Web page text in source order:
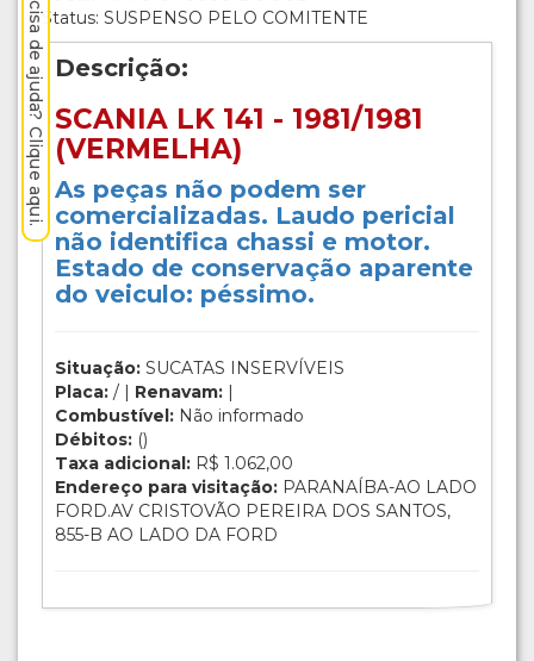
Status: SUSPENSO PELO COMITENTE
Descrição:
SCANIA LK 141 - 1981/1981
(VERMELHA)
As peças não podem ser
comercializadas. Laudo pericial
não identifica chassi e motor.
Estado de conservação aparente
do veiculo: péssimo.
Situação: SUCATAS INSERVÍVEIS
Placa: / | Renavam: |
Combustível: Não informado
Débitos: ()
Taxa adicional: R$ 1.062,00
Endereço para visitação: PARANAÍBA-AO LADO
FORD.AV CRISTOVÃO PEREIRA DOS SANTOS,
855-B AO LADO DA FORD
Precisa de ajuda? Clique aqui.